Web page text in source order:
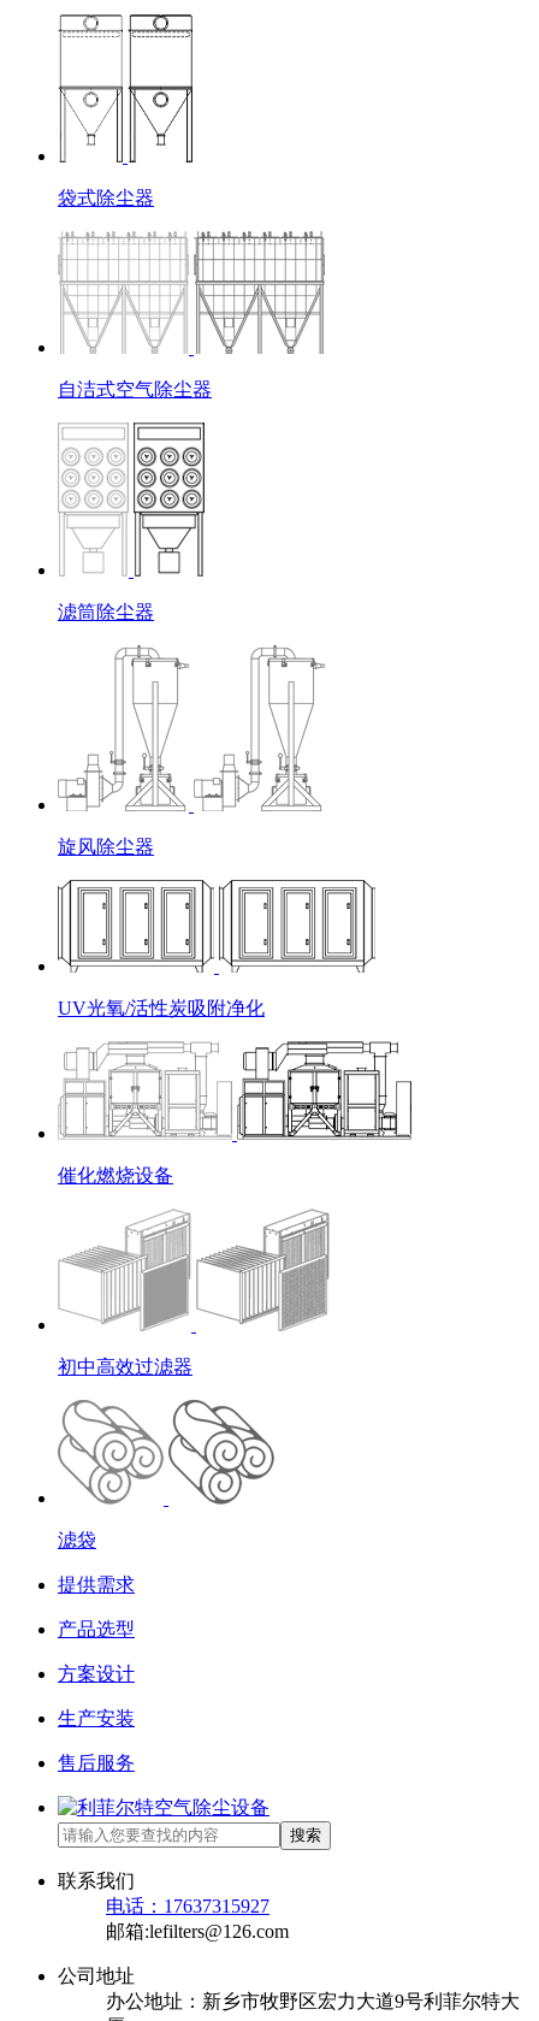
袋式除尘器
自洁式空气除尘器
滤筒除尘器
旋风除尘器
UV光氧/活性炭吸附净化
催化燃烧设备
初中高效过滤器
滤袋
提供需求
产品选型
方案设计
生产安装
售后服务
搜索
联系我们
电话：17637315927
邮箱:lefilters@126.com
公司地址
办公地址：新乡市牧野区宏力大道9号利菲尔特大